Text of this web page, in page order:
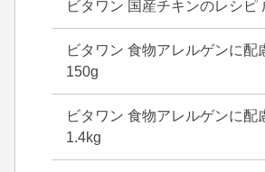
ビタワン 国産チキンのレシピ
ビタワン 食物アレルゲンに配
150g
ビタワン 食物アレルゲンに配
1.4kg